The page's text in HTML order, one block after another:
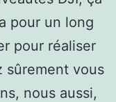
pour un long
pour réaliser
sûrement vous
nous aussi,